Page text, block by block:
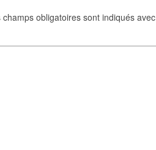
champs obligatoires sont indiqués avec